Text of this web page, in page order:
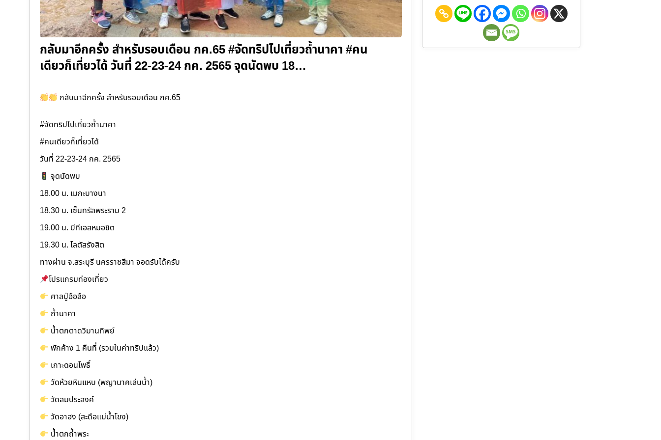
กลับมาอีกครั้ง สำหรับรอบเดือน กค.65 #จัดทริปไปเที่ยวถ้ำนาคา #คน
เดียวก็เที่ยวได้ วันที่ 22-23-24 กค. 2565 จุดนัดพบ 18…
กลับมาอีกครั้ง สำหรับรอบเดือน กค.65
#จัดทริปไปเที่ยวถ้ำนาคา
#คนเดียวก็เที่ยวได้
วันที่ 22-23-24 กค. 2565
จุดนัดพบ
18.00 น. เมกะบางนา
18.30 น. เซ็นทรัลพระราม 2
19.00 น. บีทีเอสหมอชิต
19.30 น. โลตัสรังสิต
ทางผ่าน จ.สระบุรี นครราชสีมา จอดรับได้ครับ
โปรแกรมท่องเที่ยว
ศาลปู่อือลือ
ถ้ำนาคา
น้ำตกตาดวิมานทิพย์
พักค้าง 1 คืนที่ (รวมในค่าทริปแล้ว)
เกาะดอนโพธิ์
วัดห้วยหินแหบ (พญานาคเล่นน้ำ)
วัดสมประสงค์
วัดอาฮง (สะดือแม่น้ำโขง)
น้ำตกถ้ำพระ